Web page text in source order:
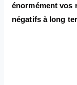
énormément vos
négatifs à long